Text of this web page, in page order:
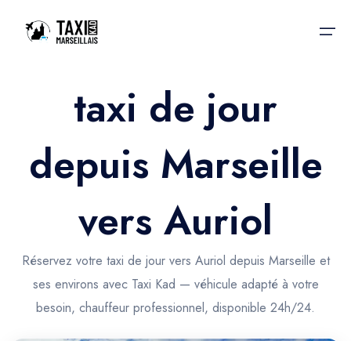
Accueil
Nos services
Nos services
Trajet Gare SNCF
Trajet Port croisière
Trajet Séminaire
Trajet Santé
Taxis aéroport
Réservation
Actualités & évènements
Contactez-nous
taxi de jour
depuis Marseille
vers Auriol
Réservez votre taxi de jour vers Auriol depuis Marseille et
ses environs avec Taxi Kad — véhicule adapté à votre
besoin, chauffeur professionnel, disponible 24h/24.